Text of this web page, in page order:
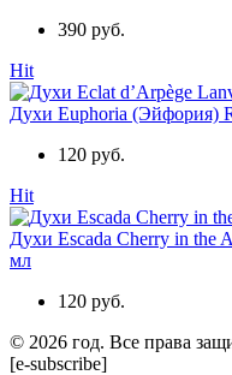
390 руб.
Hit
Духи Euphoria (Эйфория)
120 руб.
Hit
Духи Escada Cherry in the
мл
120 руб.
© 2026 год. Все права
[e-subscribe]